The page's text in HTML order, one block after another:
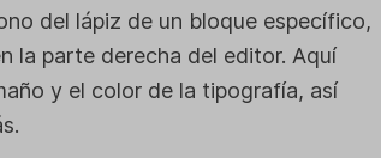
del lápiz de un bloque específico,
la parte derecha del editor. Aquí
y el color de la tipografía, así